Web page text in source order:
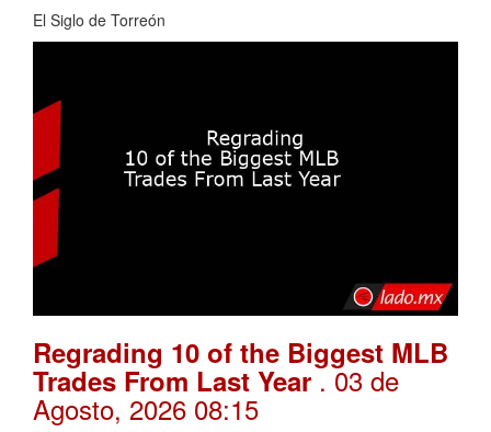
El Siglo de Torreón
Regrading 10 of the Biggest MLB
Trades From Last Year. 03 de
Agosto, 2026 08:15